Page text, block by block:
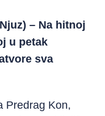
– Na hitnoj
u petak
sva
Predrag Kon,